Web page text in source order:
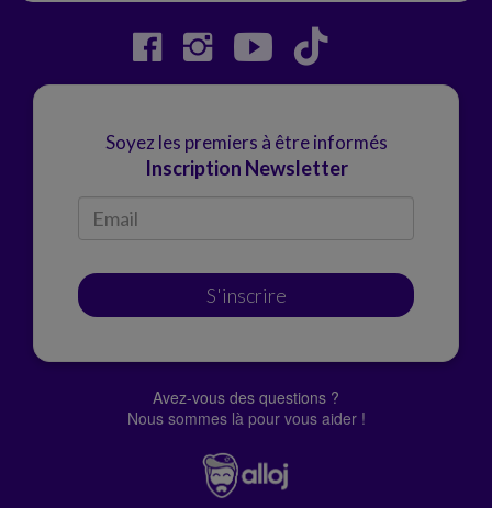
Soyez les premiers à être informés
Inscription Newsletter
S'inscrire
Avez-vous des questions ?
Nous sommes là pour vous aider !